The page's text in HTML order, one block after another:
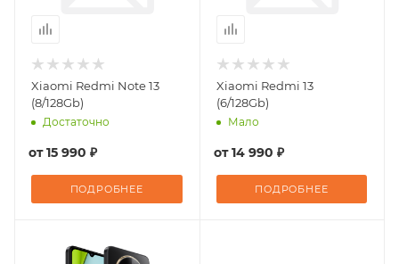
Xiaomi Redmi Note 13
(8/128Gb)
Достаточно
от15 990 ₽
ПОДРОБНЕЕ
Xiaomi Redmi 13
(6/128Gb)
Мало
от14 990 ₽
ПОДРОБНЕЕ